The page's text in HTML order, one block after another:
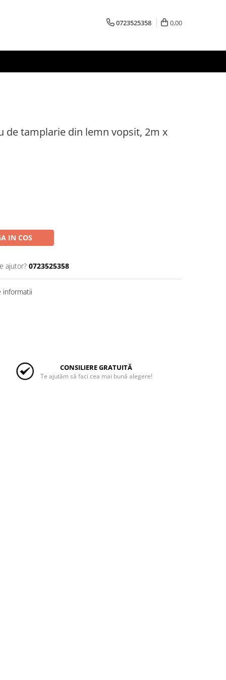
0723525358 0,00
de tamplarie din lemn vopsit, 2m x
IN COS
ajutor? 0723525358
informatii
CONSILIERE GRATUITĂ
Te ajutăm să faci cea mai bună alegere!